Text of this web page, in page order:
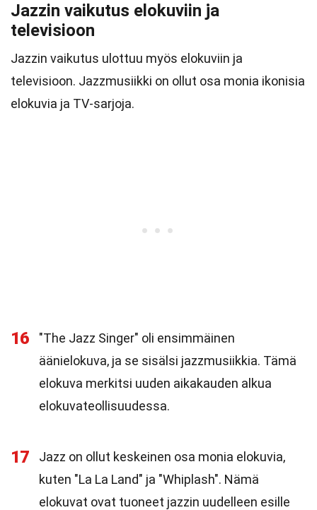
Jazzin vaikutus elokuviin ja
televisioon
Jazzin vaikutus ulottuu myös elokuviin ja
televisioon. Jazzmusiikki on ollut osa monia ikonisia
elokuvia ja TV-sarjoja.
16
"The Jazz Singer" oli ensimmäinen
äänielokuva, ja se sisälsi jazzmusiikkia. Tämä
elokuva merkitsi uuden aikakauden alkua
elokuvateollisuudessa.
17
Jazz on ollut keskeinen osa monia elokuvia,
kuten "La La Land" ja "Whiplash". Nämä
elokuvat ovat tuoneet jazzin uudelleen esille